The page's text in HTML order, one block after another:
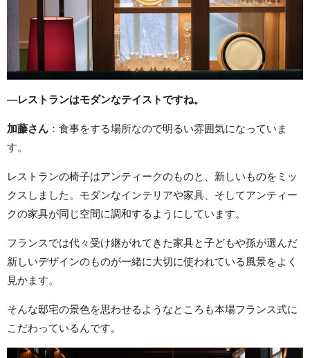
―レストランはモダンなテイストですね。
加藤さん ：食事をする場所なので明るい雰囲気になっていま
す。
レストランの椅子はアンティークのものと、新しいものをミッ
クスしました。モダンなインテリアや家具、そしてアンティー
クの家具が同じ空間に調和するようにしています。
フランスでは代々受け継がれてきた家具と子どもや孫が選んだ
新しいデザインのものが一緒に大切に使われている風景をよく
見かます。
そんな邸宅の景色を思わせるようなところも本場フランス式に
こだわっているんです。